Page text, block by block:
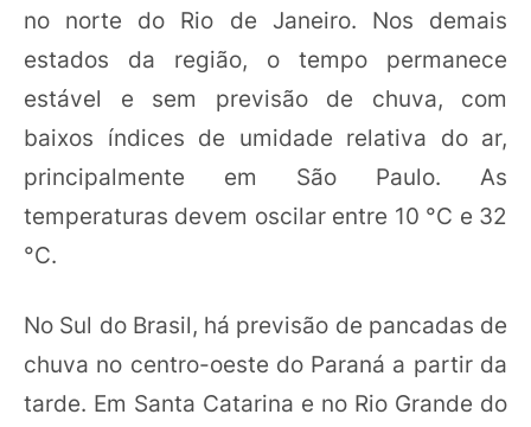
no norte do Rio de Janeiro. Nos demais
estados da região, o tempo permanece
estável e sem previsão de chuva, com
baixos índices de umidade relativa do ar,
principalmente em São Paulo. As
temperaturas devem oscilar entre 10 °C e 32
°C.
No Sul do Brasil, há previsão de pancadas de
chuva no centro-oeste do Paraná a partir da
tarde. Em Santa Catarina e no Rio Grande do